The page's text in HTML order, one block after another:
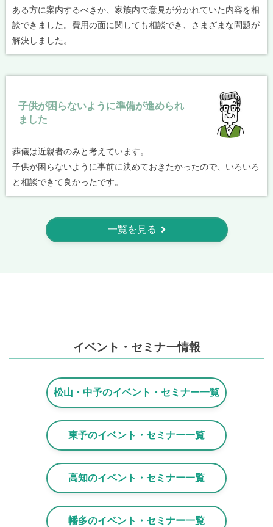
ある方に案内するべきか、家族内で意見が分かれていた内容を相
談できました。費用の面に関しても相談でき、さまざまな問題が
解決しました。
子供が困らないように準備が進められ
ました
葬儀は近親者のみと考えています。
子供が困らないように事前に決めておきたかったので、いろいろ
と相談できて良かったです。
一覧を見る
イベント・セミナー情報
松山・中予のイベント・セミナー一覧
東予のイベント・セミナー一覧
高知のイベント・セミナー一覧
幡多のイベント・セミナー一覧